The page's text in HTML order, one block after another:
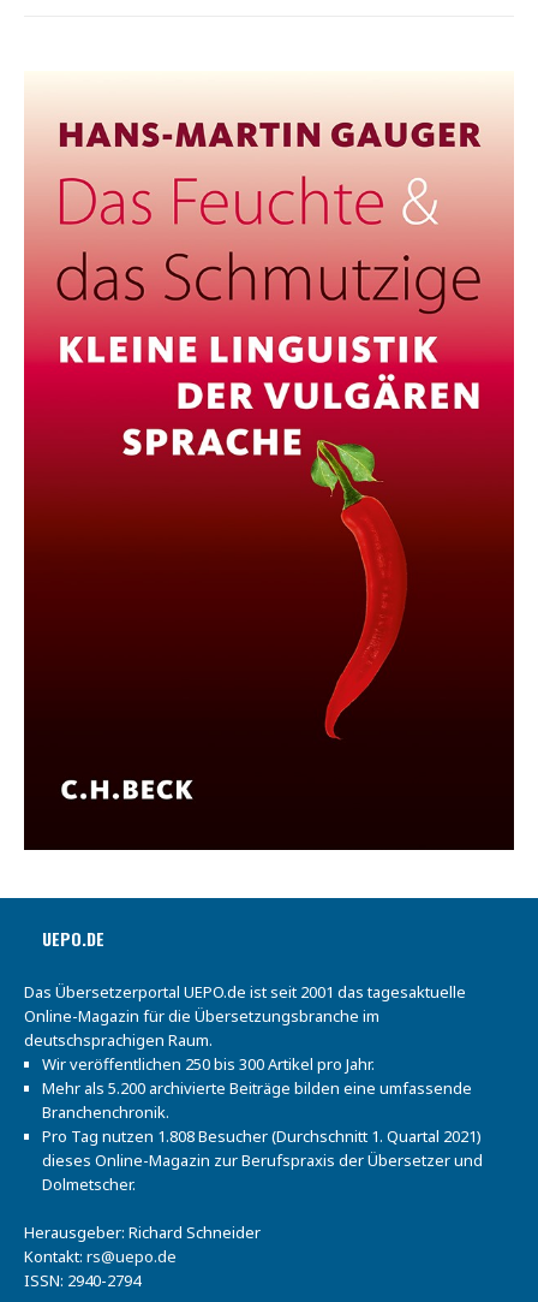
UEPO.DE
Das Übersetzerportal UEPO.de ist seit 2001 das tagesaktuelle
Online-Magazin für die Übersetzungsbranche im
deutschsprachigen Raum.
Wir veröffentlichen 250 bis 300 Artikel pro Jahr.
Mehr als 5.200 archivierte Beiträge bilden eine umfassende
Branchenchronik.
Pro Tag nutzen 1.808 Besucher (Durchschnitt 1. Quartal 2021)
dieses Online-Magazin zur Berufspraxis der Übersetzer und
Dolmetscher.
Herausgeber: Richard Schneider
Kontakt: rs@uepo.de
ISSN: 2940-2794